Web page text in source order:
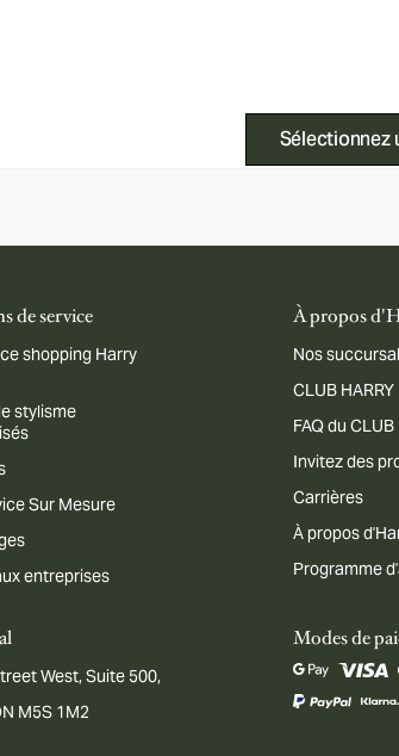
Sélectionnez
de service
shopping Harry
stylisme
Sur Mesure
entreprises
À propos
Nos
CLUB
FAQ du CLUB
Invitez des
Carrières
À propos
Programme
West, Suite 500,
M5S 1M2
Modes de